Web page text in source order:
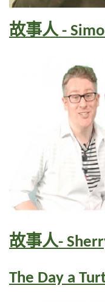
故事人 -
故事人-
The Day a